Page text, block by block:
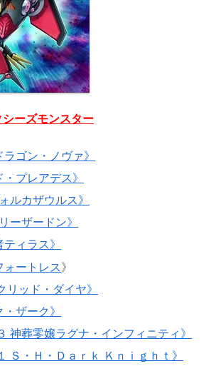
ーズモンスター
ラゴン・ノヴァ》
・プレアデス》
ルカザウルス》
ーザードン》
ティラス》
ォートレス》
リッド・ダイヤ》
・ザーク》
神葬零嬢ラグナ・インフィニティ》
Ｓ・Ｈ・Ｄａｒｋ Ｋｎｉｇｈｔ》